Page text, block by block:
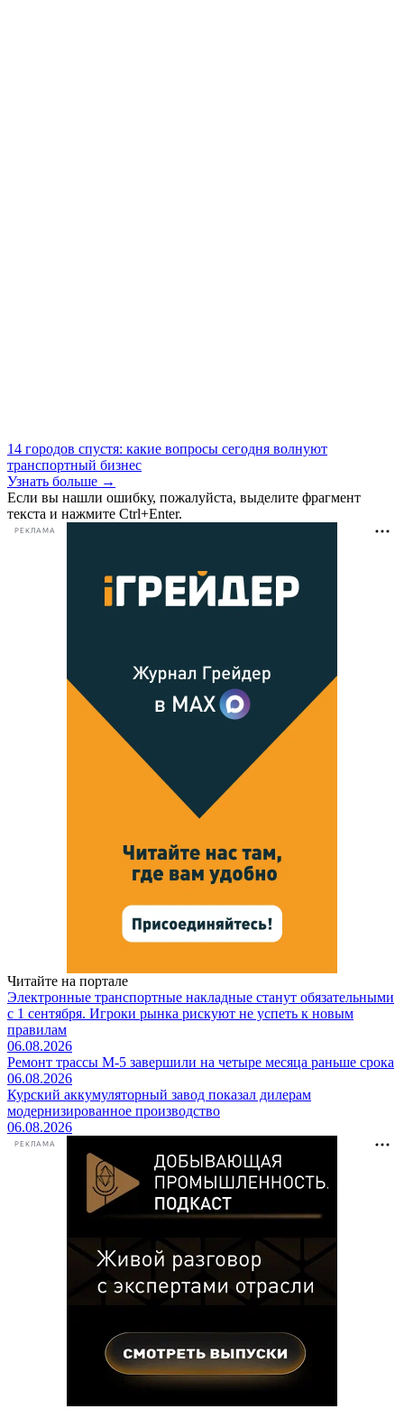
14 городов спустя: какие вопросы сегодня волнуют
транспортный бизнес
Узнать больше →
Если вы нашли ошибку, пожалуйста, выделите фрагмент
текста и нажмите Ctrl+Enter.
РЕКЛАМА
Читайте на портале
Электронные транспортные накладные станут обязательными
с 1 сентября. Игроки рынка рискуют не успеть к новым
правилам
06.08.2026
Ремонт трассы М-5 завершили на четыре месяца раньше срока
06.08.2026
Курский аккумуляторный завод показал дилерам
модернизированное производство
06.08.2026
РЕКЛАМА